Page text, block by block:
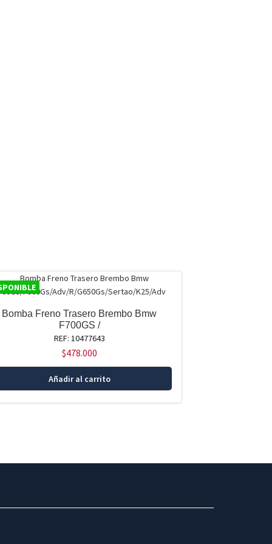
Bomba Freno Trasero Brembo Bmw
F700GS /
REF: 10477643
$478.000
Añadir al carrito